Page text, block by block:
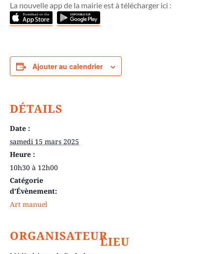
La nouvelle app de la mairie est à télécharger ici :
Ajouter au calendrier
DÉTAILS
Date :
samedi 15 mars 2025
Heure :
10h30 à 12h00
Catégorie
d’Évènement:
Art manuel
ORGANISATEURLIEU